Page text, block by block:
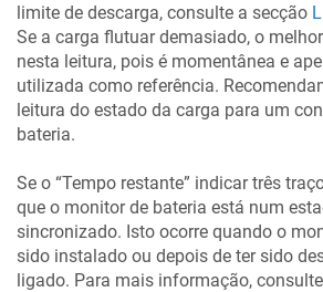
limite de descarga, consulte a secção
Se a carga flutuar demasiado, o
nesta leitura, pois é momentânea e
utilizada como referência.
leitura do estado da carga para um
bateria.
Se o “Tempo restante” indicar três
que o monitor de bateria está num
sincronizado. Isto ocorre quando o
sido instalado ou depois de ter sido
ligado. Para mais informação,